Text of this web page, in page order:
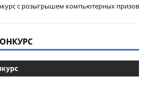
с розыгрышем компьютерных призов